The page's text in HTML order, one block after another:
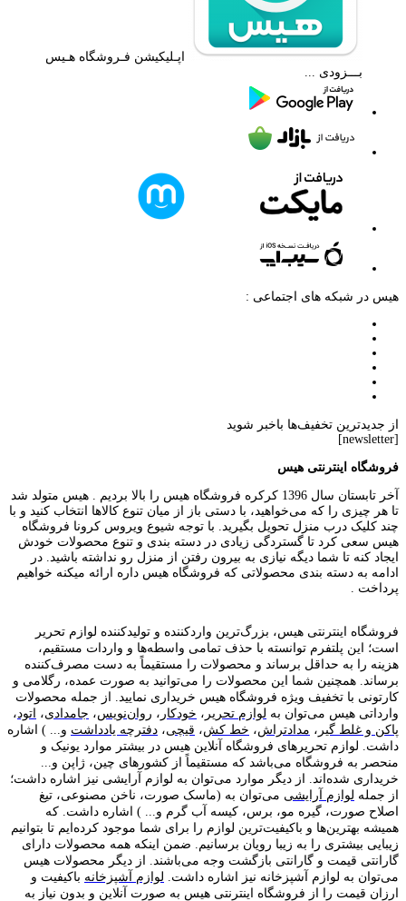
اپـلیکیشن فـروشگاه هـیس
بـــزودی ...
هیس در شبکه های اجتماعی :
از جدیدترین تخفیف‌ها باخبر شوید
[newsletter]
فروشگاه اینترنتی هیس
آخر تابستان سال 1396 کرکره فروشگاه هیس را بالا بردیم . هیس متولد شد
تا هر چیزی را که می‌خواهید، با دستی باز از میان تنوع کالاها انتخاب کنید و با
چند کلیک درب منزل تحویل بگیرید. با توجه شیوع ویروس کرونا فروشگاه
هیس سعی کرد تا گستردگی زیادی در دسته بندی و تنوع محصولات خودش
ایجاد کنه تا شما دیگه نیازی به بیرون رفتن از منزل رو نداشته باشید. در
ادامه به دسته بندی محصولاتی که فروشگاه هیس داره ارائه میکنه خواهیم
پرداخت .
فروشگاه اینترنتی هیس، بزرگ‌ترین وارد‌کننده و تولید‌کننده لوازم تحریر
است؛ این پلتفرم توانسته با حذف تمامی واسطه‌ها و واردات مستقیم،
هزینه را به حداقل برساند و محصولات را مستقیماً به دست مصرف‌کننده
برساند. همچنین شما این محصولات را می‌توانید به صورت عمده، رگلامی و
کارتونی با تخفیف ویژه فروشگاه هیس خریداری نمایید. از جمله محصولات
وارداتی هیس می‌توان به لوازم تحریر ، خودکار ، روان‌نویس، جامدادی، اتود ،
پاکن و غلط گیر ، مدادتراش، خط کش، قیچی، دفترچه یادداشت و... ) اشاره
داشت. لوازم تحریر‌های فروشگاه آنلاین هیس در بیشتر موارد یونیک و
منحصر به فروشگاه می‌باشد که مستقیماً از کشور‌های چین، ژاپن و...
خریداری شده‌اند. از دیگر موارد می‌توان به لوازم آرایشی نیز اشاره داشت؛
از جمله لوازم آرایشی می‌توان به (ماسک صورت، ناخن مصنوعی، تیغ
اصلاح صورت، گیره مو، برس، کیسه آب گرم و... ) اشاره داشت. که
همیشه بهترین‌ها و باکیفیت‌ترین لوازم را برای شما موجود کرده‌ایم تا بتوانیم
زیبایی بیشتری را به زیبا رویان برسانیم. ضمن اینکه همه محصولات دارای
گارانتی قیمت و گارانتی بازگشت وجه می‌باشند. از دیگر محصولات هیس
می‌توان به لوازم آشپزخانه نیز اشاره داشت. لوازم آشپزخانه باکیفیت و
ارزان قیمت را از فروشگاه اینترنتی هیس به صورت آنلاین و بدون نیاز به